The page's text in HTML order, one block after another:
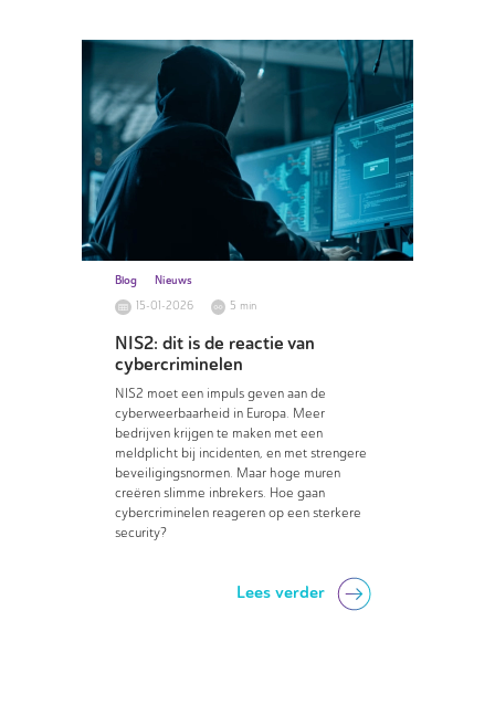
Blog
Nieuws
15-01-2026
5 min
NIS2: dit is de reactie van
cybercriminelen
NIS2 moet een impuls geven aan de
cyberweerbaarheid in Europa. Meer
bedrijven krijgen te maken met een
meldplicht bij incidenten, en met strengere
beveiligingsnormen. Maar hoge muren
creëren slimme inbrekers. Hoe gaan
cybercriminelen reageren op een sterkere
security?
Lees verder